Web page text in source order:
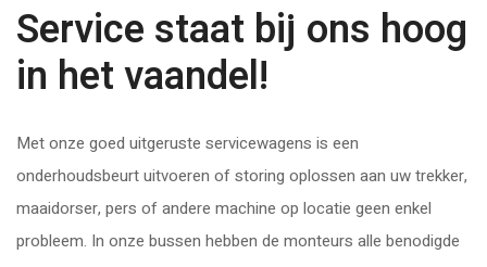
Service staat bij ons hoog
in het vaandel!
Met onze goed uitgeruste servicewagens is een
onderhoudsbeurt uitvoeren of storing oplossen aan uw trekker,
maaidorser, pers of andere machine op locatie geen enkel
probleem. In onze bussen hebben de monteurs alle benodigde